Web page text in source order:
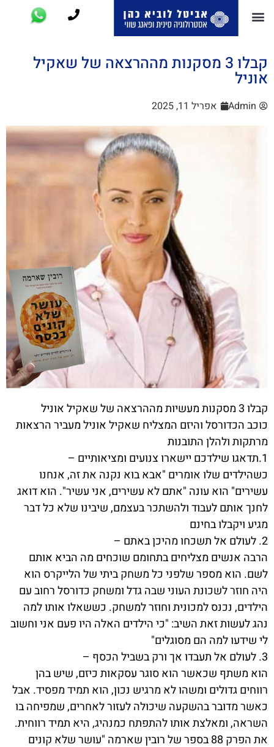
קבלו 3 מסקנות מההרצאה של שאקיל
אוניל
Admin אפריל 11, 2025
קבלו 3 מסקנות מעשיות מההרצאה של שאקיל אוניל
כוכב הכדורסל והיזם המצליח שאקיל אוניל מעביר הרצאות
מרתקות ולהלן התובנות
1.תדאגו שילדכם יישארו צנועים ומציאותיים –
כשהילדים שלו אומרים "אבא בוא נקנה את זה, אנחנו
עשירים" הוא עונה "אתם לא עשירים, אני עשיר". הוא דואג
לחנך אותם לעבוד ולהשתכר בעצמם, שיבינו שלא כל דבר
מגיע ויקבלו בחינם
2. לעולם אל תשכחו מהיכן באתם –
הרבה אנשים מצליחים בתחומם שוכחים מה הביא אותם
לשם. הוא מספר שלפני כל משחק ביתי של הלייקרס הוא
היה חוזר לשכונת העוני שבה גדל ומשחק כדורסל רחוב עם
הילדים, נכנס למכונית וחוזר למשחק. כששאלו אותו למה
נהג לעשות זאת השיב: "כי הילדים האלה היו פעם אני וחשוב
לי שידעו למה הם מסוגלים"
3. לעולם אל תעבדו אך ורק בשביל הכסף –
הוא משתף שכאשר הוא סוגר עסקאות כיזם, שיש בהן
רווחים גדולים ומשהו לא מרגיש נכון, הוא תמיד מפסיד. אבל
כאשר מדובר בהשקעה שיכולה לעזור לאחרים, שמפיחה בו
השראה, ומאלצת אותו להתפתח כמנהיג, היא תמיד רווחית.
את הפרק 88 בספר של רובין שארמה "עושר שלא קונים